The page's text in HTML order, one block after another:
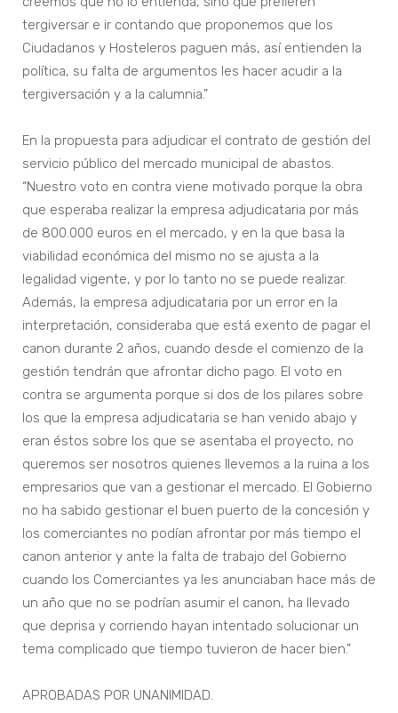
tergiversar e ir contando que proponemos que los
Ciudadanos y Hosteleros paguen más, así entienden la
política, su falta de argumentos les hacer acudir a la
tergiversación y a la calumnia.”
En la propuesta para adjudicar el contrato de gestión del
servicio público del mercado municipal de abastos.
“Nuestro voto en contra viene motivado porque la obra
que esperaba realizar la empresa adjudicataria por más
de 800.000 euros en el mercado, y en la que basa la
viabilidad económica del mismo no se ajusta a la
legalidad vigente, y por lo tanto no se puede realizar.
Además, la empresa adjudicataria por un error en la
interpretación, consideraba que está exento de pagar el
canon durante 2 años, cuando desde el comienzo de la
gestión tendrán que afrontar dicho pago. El voto en
contra se argumenta porque si dos de los pilares sobre
los que la empresa adjudicataria se han venido abajo y
eran éstos sobre los que se asentaba el proyecto, no
queremos ser nosotros quienes llevemos a la ruina a los
empresarios que van a gestionar el mercado. El Gobierno
no ha sabido gestionar el buen puerto de la concesión y
los comerciantes no podían afrontar por más tiempo el
canon anterior y ante la falta de trabajo del Gobierno
cuando los Comerciantes ya les anunciaban hace más de
un año que no se podrían asumir el canon, ha llevado
que deprisa y corriendo hayan intentado solucionar un
tema complicado que tiempo tuvieron de hacer bien.”
APROBADAS POR UNANIMIDAD.